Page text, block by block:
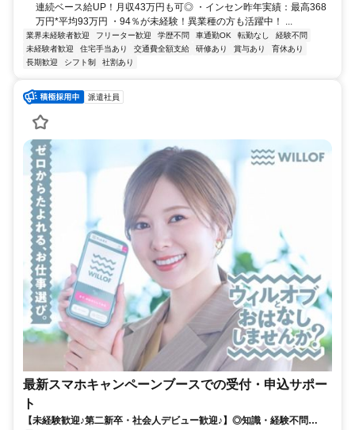
連続ベース給UP！月収43万円も可◎ ・インセン昨年実績：最高368
万円*平均93万円 ・94％が未経験！異業種の方も活躍中！ ...
業界未経験者歓迎 フリーター歓迎 学歴不問 車通勤OK 転勤なし
経験不問
未経験者歓迎
住宅手当あり 交通費全額支給 研修あり 賞与あり
育休あり
長期歓迎
シフト制 社割あり
派遣社員
最新スマホキャンペーンブースでの受付・申込サポー
ト
【未経験歓迎♪第二新卒・社会人デビュー歓迎♪】◎知識・経験不問